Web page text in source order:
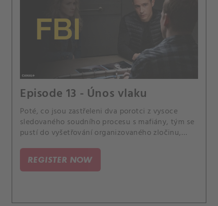
Episode 13 - Únos vlaku
Poté, co jsou zastřeleni dva porotci z vysoce
sledovaného soudního procesu s mafiány, tým se
pustí do vyšetřování organizovaného zločinu,
zamýšlenými cíli. Případ se pro Scolu stane
osobním, když se dozví, že jeden z jeho bývalých
REGISTER NOW